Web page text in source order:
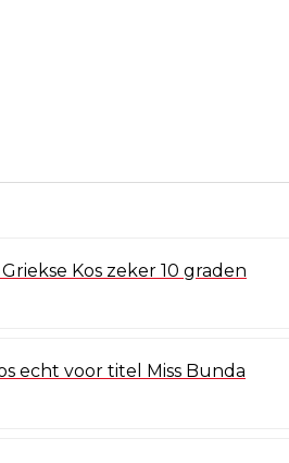
Kos zeker 10 graden
echt voor titel Miss Bunda